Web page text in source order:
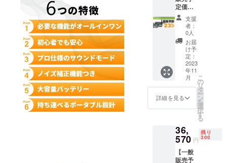
合等に
より出
荷時期
が遅れ
る場合
があり
ます。
ます。
※デザイ
ン・仕
様は変
更にな
る可能
性もご
ざいま
す。ご
了承く
ださ
い。 ※
材の供
給状
況、製
造工程
ケーブ
ル×2 ・
フック&
ループ
×5 ・
STU1+1
マイク
×1 ・
XLR-
XLR
ケーブ
ル×1 ・
ショッ
クマウ
ント×1
・マイ
定価格
46,300
円の
23%オ
フ】(税
込・送
料無料)
Comma
nder
M1 本
体×1 ・
3.5mm
オー
ケーブ
ル×2 ・
USB-C
データ/
充電
支援
者：
0人
お届
け予
定：
2023
年11
月
詳細を見る
こ
の
リ
タ
ー
ン
を
選
択
す
る
36,
570 円
残り
300
【一般
販売予